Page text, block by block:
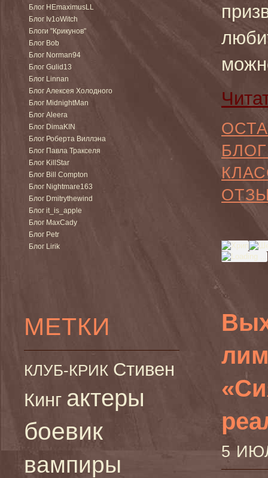
Блог HEmaximusLL
Блог Iv1oWitch
Блоги "Крикунов"
Блог Bob
Блог Norman94
Блог Gulid13
Блог Linnan
Блог Алексея Холодного
Блог MidnightMan
Блог Aleera
Блог DimaKIN
Блог Роберта Виллэна
Блог Павла Тракселя
Блог KillStar
Блог Bill Compton
Блог Nightmare163
Блог Dmitrythewind
Блог it_is_apple
Блог MaxCady
Блог Petr
Блог Lirik
МЕТКИ
КЛУБ-КРИК Стивен
Кинг актеры
боевик
вампиры
БЛОГ
5